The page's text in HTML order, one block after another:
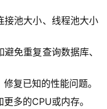
接池大小、线程池大小
免重复查询数据库、
复已知的性能问题。
多的CPU或内存。